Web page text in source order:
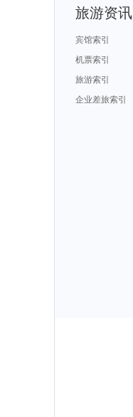
旅游资讯
宾馆索引
机票索引
旅游索引
企业差旅索引